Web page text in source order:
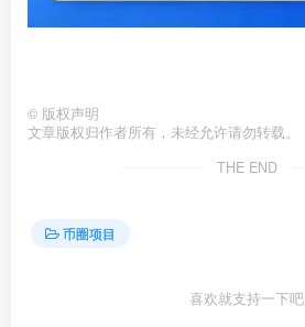
© 版权声明
文章版权归作者所有，未经允许请勿转载。
THE END
币圈项目
喜欢就支持一下吧